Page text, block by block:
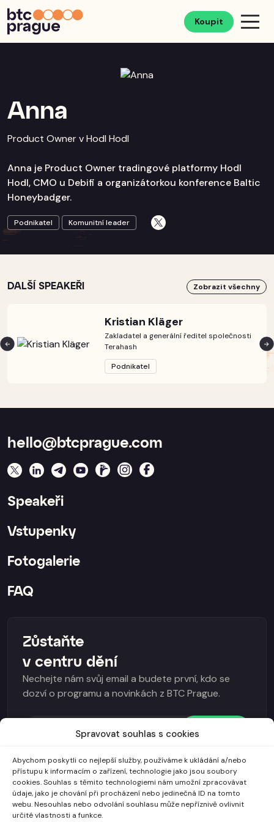
Spravovat souhlas s cookies
Abychom poskytli co nejlepší služby, používáme k ukládání a/nebo
přístupu k informacím o zařízení, technologie jako jsou soubory
cookies. Souhlas s těmito technologiemi nám umožní zpracovávat
údaje, jako je chování při procházení nebo jedinečná ID na tomto
webu. Nesouhlas nebo odvolání souhlasu může nepříznivě ovlivnit
určité vlastnosti a funkce.
Koupit
Anna
Product Owner v Hodl Hodl
Anna je Product Owner tradingové platformy Hodl
Hodl, CMO u Debifi a organizátorkou konference Baltic
Honeybadger.
Podnikatel Komunitní leader
DALŠÍ SPEAKEŘI Zobrazit všechny
Kristian Kläger
Zakladatel a generální ředitel společnosti
Terahash
Podnikatel
hello@btcprague.com
Speakeři
Vstupenky
Fotogalerie
FAQ
Zůstaňte
v centru dění
Nechejte nám svůj email a budete první, kdo se
dozví o programu a novinkách z BTC Prague.
Odebírat
I agree to the Všeobecné obchodní podmínky
and
GDPR.